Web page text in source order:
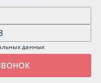
данных